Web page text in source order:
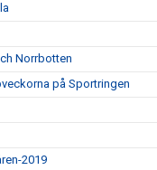
Norrbotten
på Sportringen
2019